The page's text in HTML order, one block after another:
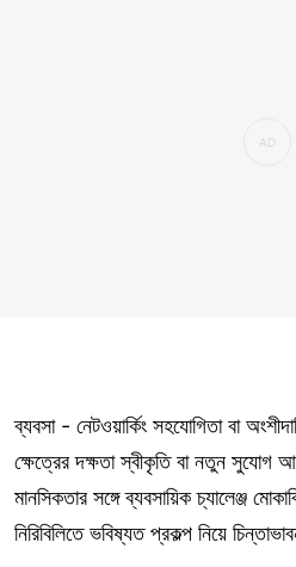
ব্যবসা - নেটওয়ার্কিং সহযোগিতা বা
ক্ষেত্রের দক্ষতা স্বীকৃতি বা নতুন সুযোগ
মানসিকতার সঙ্গে ব্যবসায়িক চ্যালেঞ্জ
নিরিবিলিতে ভবিষ্যত প্রকল্প নিয়ে